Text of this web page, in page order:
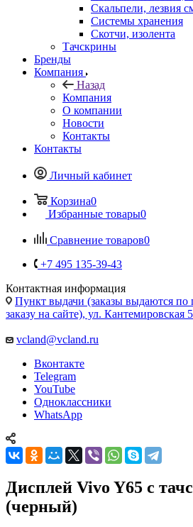
Компания
Назад
Компания
О компании
Новости
Контакты
Контакты
Личный кабинет
Корзина
+7 495 135-39-43
Контактная информация
Пункт выдачи (заказы выдаются по
заказу на сайте), ул. Кантемировская
vcland@vcland.ru
Вконтакте
Telegram
YouTube
Одноклассники
WhatsApp
Дисплей Vivo Y65 с
(черный)
Главная
—
Каталог